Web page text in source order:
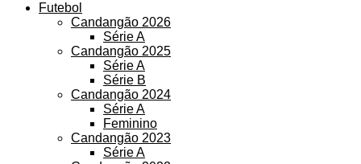
Futebol
Candangão 2026
Série A
Candangão 2025
Série A
Série B
Candangão 2024
Série A
Feminino
Candangão 2023
Série A